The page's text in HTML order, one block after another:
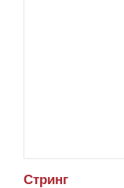
Стринг